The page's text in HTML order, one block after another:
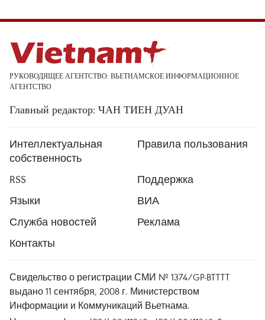
РУКОВОДЯЩЕЕ АГЕНТСТВО: ВЬЕТНАМСКОЕ ИНФОРМАЦИОННОЕ
АГЕНТСТВО
Главный редактор: ЧАН ТИЕН ДУАН
Интеллектуальная
собственность
Правила пользования
RSS
Поддержка
Языки
ВИА
Служба новостей
Реклама
Контакты
Свидельство о регистрации СМИ № 1374/GP-BTTTT
выдано 11 сентября, 2008 г. Министерством
Информации и Коммуникаций Вьетнама.